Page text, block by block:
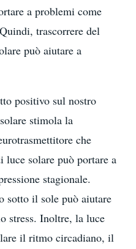
a problemi come
trascorrere del
può aiutare a
positivo sul nostro
stimola la
che
luce solare può portare a
stagionale.
sotto il sole può aiutare
stress. Inoltre, la luce
il ritmo circadiano, il